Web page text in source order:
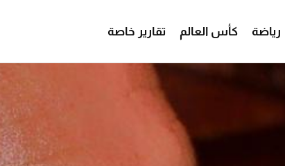
رياضة كأس العالم تقارير خاصة